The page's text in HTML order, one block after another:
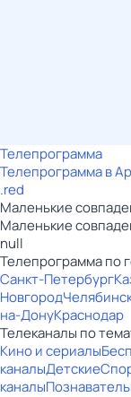
Телепрограмма
Телепрограмма в
.red
Маленькие
Маленькие
null
Телепрограмма по
Санкт-Петербург
Новгород
на-ДонуКраснодар
Телеканалы по
Кино и сериалы
каналыДетские
каналы